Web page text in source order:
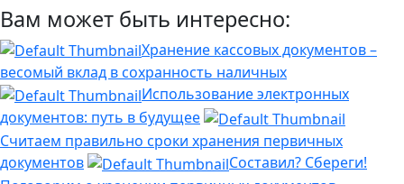
Вам может быть интересно:
Хранение кассовых документов –
весомый вклад в сохранность наличных
Использование электронных
документов: путь в будущее
Считаем правильно сроки хранения первичных
документов
Составил? Сбереги!